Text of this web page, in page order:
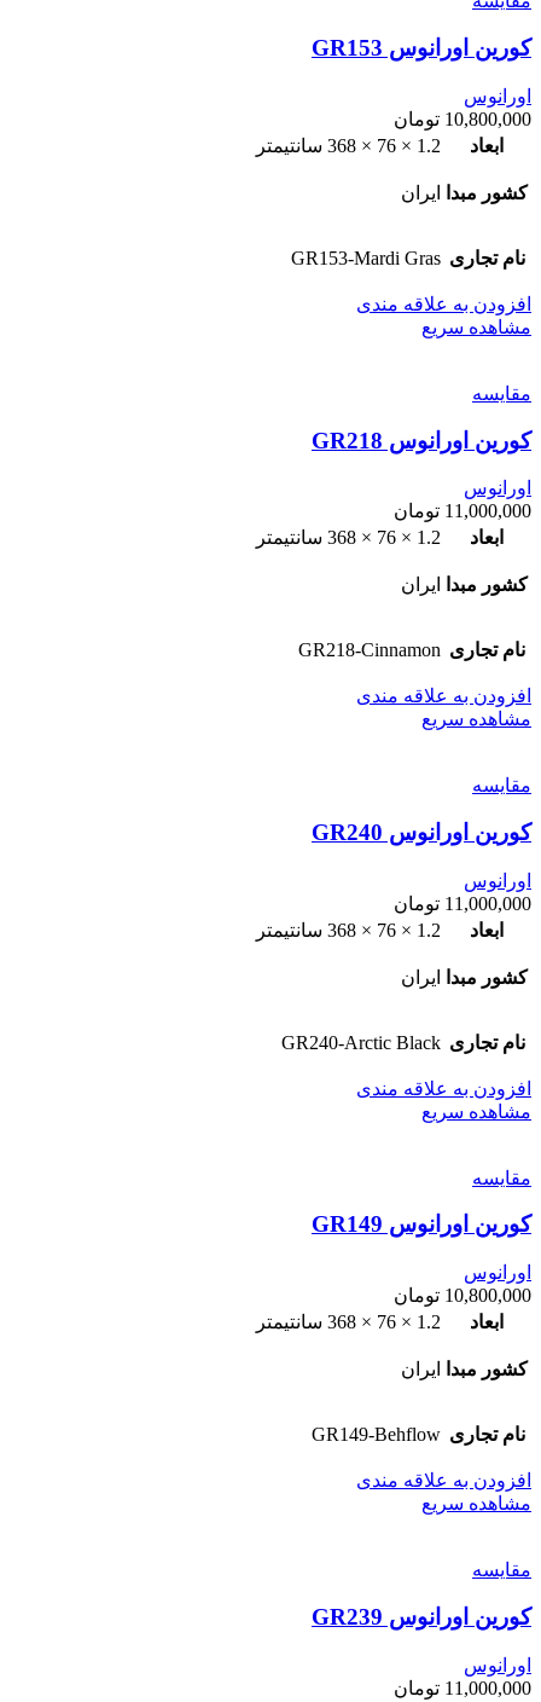
کورین اورانوس GR153
اورانوس
10,800,000 تومان
ابعاد
1.2 × 76 × 368 سانتیمتر
کشور مبدا ایران
نام تجاری GR153-Mardi Gras
افزودن به علاقه مندی
مشاهده سریع
مقایسه
کورین اورانوس GR218
اورانوس
11,000,000 تومان
ابعاد
1.2 × 76 × 368 سانتیمتر
کشور مبدا ایران
نام تجاری GR218-Cinnamon
افزودن به علاقه مندی
مشاهده سریع
مقایسه
کورین اورانوس GR240
اورانوس
11,000,000 تومان
ابعاد
1.2 × 76 × 368 سانتیمتر
کشور مبدا ایران
نام تجاری GR240-Arctic Black
افزودن به علاقه مندی
مشاهده سریع
مقایسه
کورین اورانوس GR149
اورانوس
10,800,000 تومان
ابعاد
1.2 × 76 × 368 سانتیمتر
کشور مبدا ایران
نام تجاری GR149-Behflow
افزودن به علاقه مندی
مشاهده سریع
مقایسه
کورین اورانوس GR239
اورانوس
11,000,000 تومان